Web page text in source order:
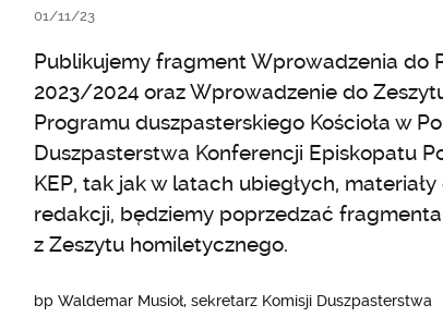
01/11/23
Publikujemy fragment Wprowadzenia do
2023/2024 oraz Wprowadzenie do
Programu duszpasterskiego Kościoła w
Duszpasterstwa Konferencji Episkopatu
KEP, tak jak w latach ubiegłych,
redakcji, będziemy poprzedzać
z Zeszytu homiletycznego.
bp Waldemar Musioł, sekretarz Komisji Duszpasterstwa